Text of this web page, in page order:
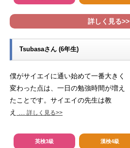
詳しく見る>>
Tsubasaさん (6年生)
僕がサイエイに通い始めて一番大きく
変わった点は、一日の勉強時間が増え
たことです。サイエイの先生は教
え
詳しく見る>>
英検3級 漢検4級